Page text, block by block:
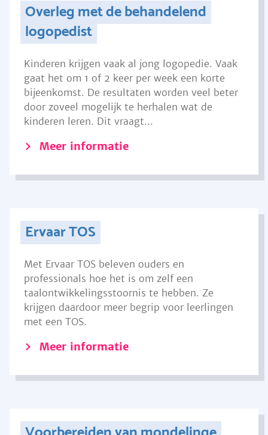
Overleg met de behandelend
logopedist
Kinderen krijgen vaak al jong logopedie. Vaak
gaat het om 1 of 2 keer per week een korte
bijeenkomst. De resultaten worden veel beter
door zoveel mogelijk te herhalen wat de
kinderen leren. Dit vraagt...
Meer informatie
Ervaar TOS
Met Ervaar TOS beleven ouders en
professionals hoe het is om zelf een
taalontwikkelingsstoornis te hebben. Ze
krijgen daardoor meer begrip voor leerlingen
met een TOS.
Meer informatie